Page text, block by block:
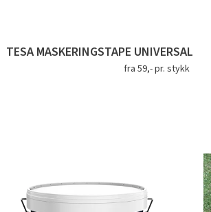
TESA MASKERINGSTAPE UNIVERSAL
fra 59,- pr. stykk